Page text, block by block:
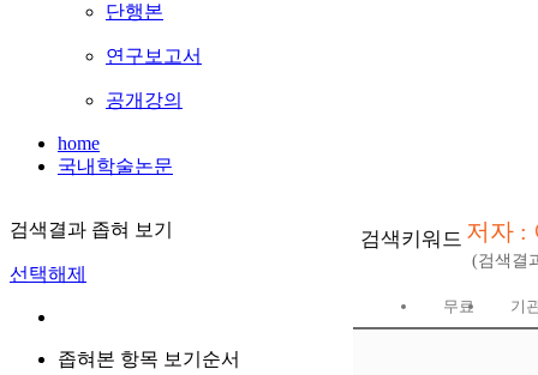
단행본
연구보고서
공개강의
home
국내학술논문
검색결과 좁혀 보기
선택해제
좁혀본 항목 보기순서
검색키워드 저자 :
(검색결
무료 기